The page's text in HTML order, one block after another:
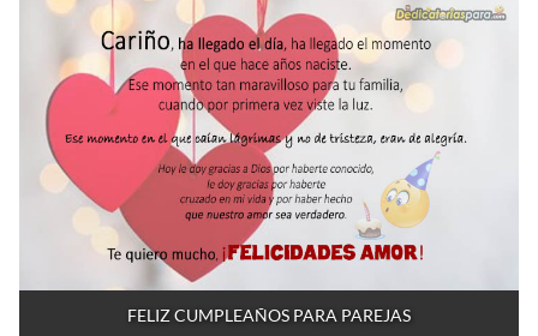
FELIZ CUMPLEAÑOS PARA PAREJAS